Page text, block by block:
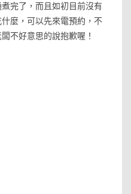
完了，而且如初目前沒有
麼，可以先來電預約，不
不好意思的說抱歉喔！